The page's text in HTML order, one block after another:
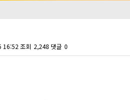
16:52 조회 2,248 댓글 0